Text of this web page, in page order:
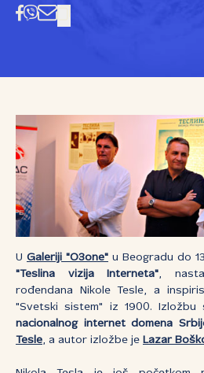
U Galeriji "O3one" u Beogradu do
"Teslina vizija Interneta",
rođendana Nikole Tesle, a
"Svetski sistem" iz 1900. Izložbu
nacionalnog internet domena
Tesle, a autor izložbe je Lazar